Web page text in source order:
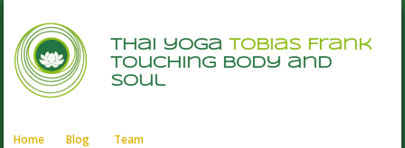
thai yogaTobias Frank
touching body and
soul
Home Blog Team